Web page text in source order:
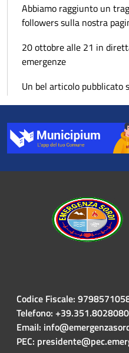
Abbiamo raggiunto un
followers sulla nostra
20 ottobre alle 21 in
emergenze
Un bel articolo pubblicato
Codice Fiscale:
Telefono: +39.351.8028080
Email:
PEC: